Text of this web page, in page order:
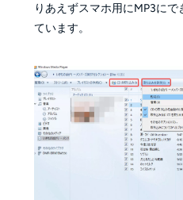
りあえずスマホ用にMP3に
ています。